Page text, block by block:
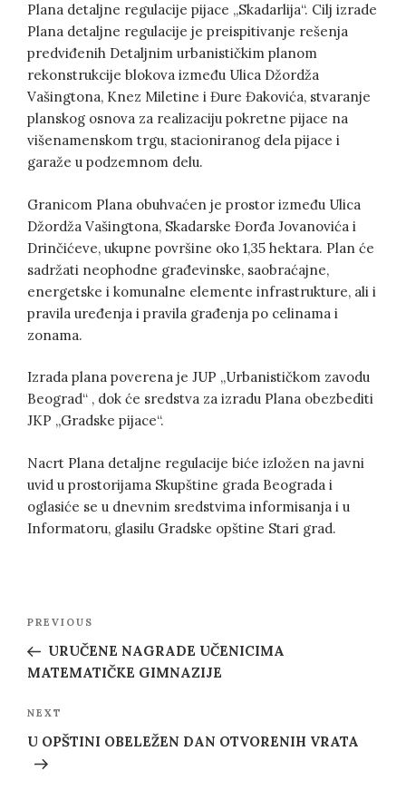
Plana detaljne regulacije pijace „Skadarlija“. Cilj izrade
Plana detaljne regulacije je preispitivanje rešenja
predviđenih Detaljnim urbanističkim planom
rekonstrukcije blokova između Ulica Džordža
Vašingtona, Knez Miletine i Đure Đakovića, stvaranje
planskog osnova za realizaciju pokretne pijace na
višenamenskom trgu, stacioniranog dela pijace i
garaže u podzemnom delu.
Granicom Plana obuhvaćen je prostor između Ulica
Džordža Vašingtona, Skadarske Đorđa Jovanovića i
Drinčićeve, ukupne površine oko 1,35 hektara. Plan će
sadržati neophodne građevinske, saobraćajne,
energetske i komunalne elemente infrastrukture, ali i
pravila uređenja i pravila građenja po celinama i
zonama.
Izrada plana poverena je JUP „Urbanističkom zavodu
Beograd“ , dok će sredstva za izradu Plana obezbediti
JKP „Gradske pijace“.
Nacrt Plana detaljne regulacije biće izložen na javni
uvid u prostorijama Skupštine grada Beograda i
oglasiće se u dnevnim sredstvima informisanja i u
Informatoru, glasilu Gradske opštine Stari grad.
Post
navigation
Previous
Post
PREVIOUS
URUČENE NAGRADE UČENICIMA
MATEMATIČKE GIMNAZIJE
Next
Post
NEXT
U OPŠTINI OBELEŽEN DAN OTVORENIH VRATA